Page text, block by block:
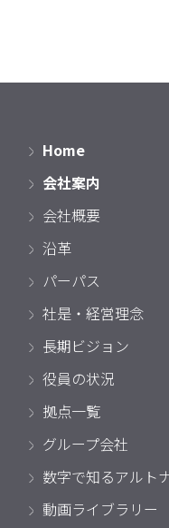
Home
会社案内
会社概要
沿革
パーパス
社是・経営理念
長期ビジョン
役員の状況
拠点一覧
グループ会社
数字で知るアルト
動画ライブラリー